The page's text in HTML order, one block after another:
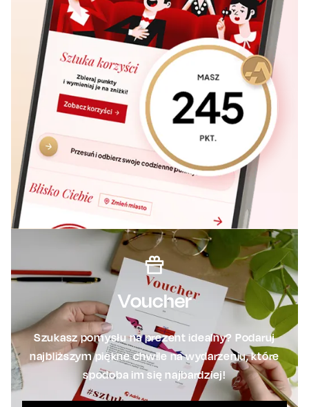
Voucher
Szukasz pomysłu na prezent idealny? Podaruj
najbliższym piękne chwile na wydarzeniu, które
spodoba im się najbardziej!